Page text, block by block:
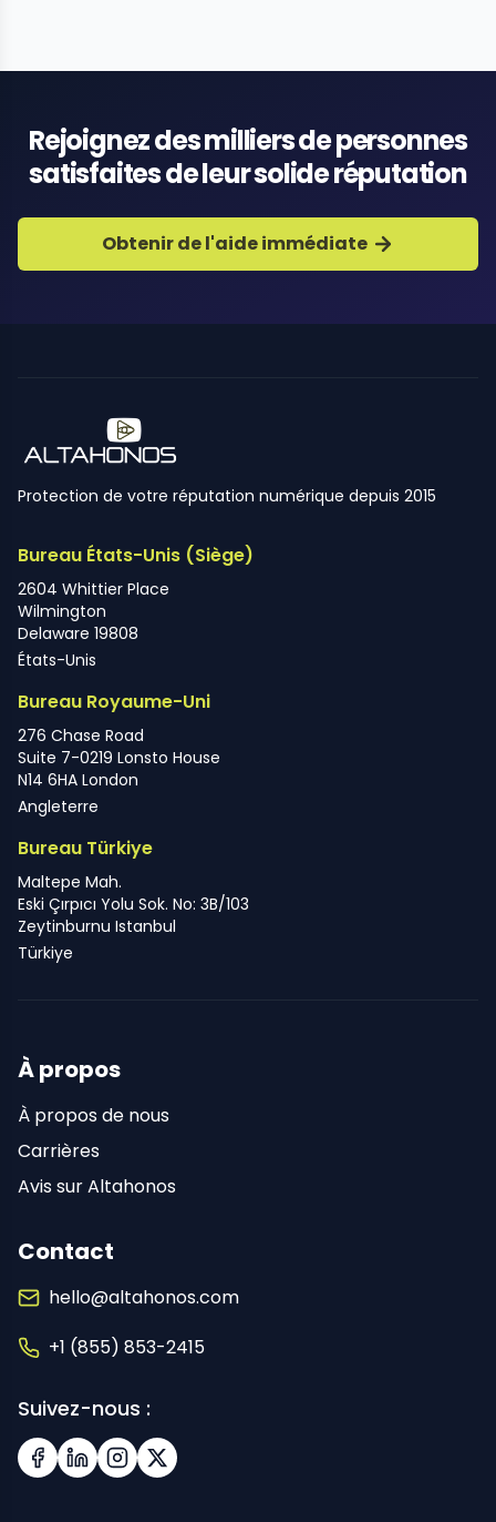
Rejoignez des milliers de personnes
satisfaites de leur solide réputation
Obtenir de l'aide immédiate
Protection de votre réputation numérique depuis 2015
Bureau États-Unis (Siège)
2604 Whittier Place
Wilmington
Delaware 19808
États-Unis
Bureau Royaume-Uni
276 Chase Road
Suite 7-0219 Lonsto House
N14 6HA London
Angleterre
Bureau Türkiye
Maltepe Mah.
Eski Çırpıcı Yolu Sok. No: 3B/103
Zeytinburnu Istanbul
Türkiye
À propos
À propos de nous
Carrières
Avis sur Altahonos
Contact
hello@altahonos.com
+1 (855) 853-2415
Suivez-nous :
Facebook
LinkedInInstagramX (Twitter)